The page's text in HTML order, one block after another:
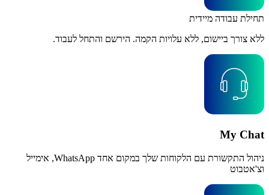
תחילת עבודה מיידית
ללא צורך ביישום, ללא עלויות הקמה. הירשם והתחל לעבוד.
My Chat
ניהול התקשורת עם הלקוחות שלך במקום אחד WhatsApp, אימייל
וצ'אטבוט